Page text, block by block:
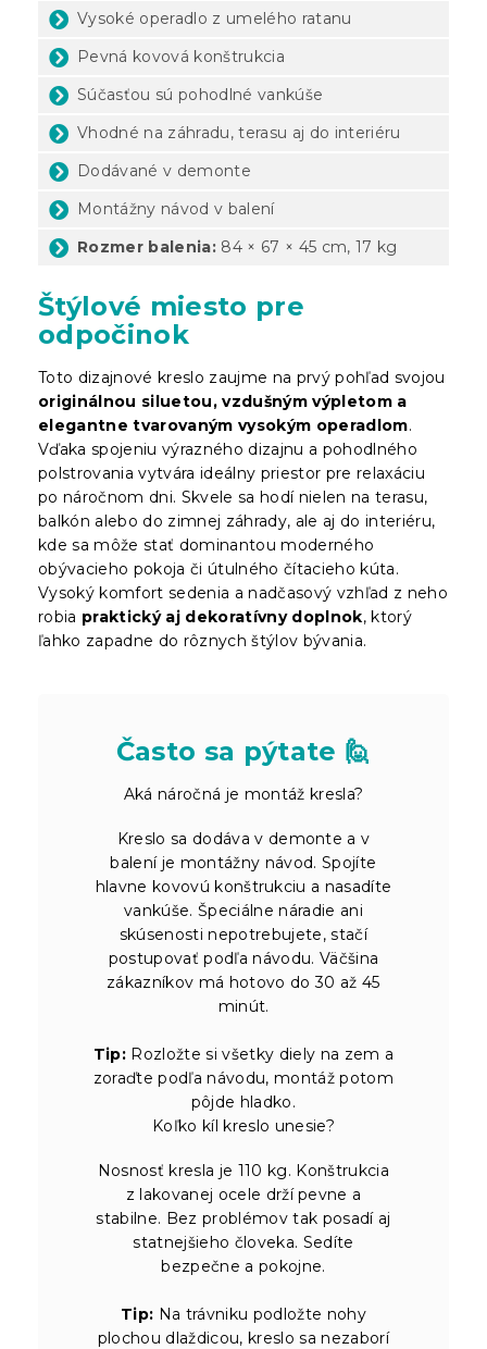
Vysoké operadlo z umelého ratanu
Pevná kovová konštrukcia
Súčasťou sú pohodlné vankúše
Vhodné na záhradu, terasu aj do interiéru
Dodávané v demonte
Montážny návod v balení
Rozmer balenia: 84 × 67 × 45 cm, 17 kg
Štýlové miesto pre
odpočinok
Toto dizajnové kreslo zaujme na prvý pohľad svojou
originálnou siluetou, vzdušným výpletom a
elegantne tvarovaným vysokým operadlom.
Vďaka spojeniu výrazného dizajnu a pohodlného
polstrovania vytvára ideálny priestor pre relaxáciu
po náročnom dni. Skvele sa hodí nielen na terasu,
balkón alebo do zimnej záhrady, ale aj do interiéru,
kde sa môže stať dominantou moderného
obývacieho pokoja či útulného čítacieho kúta.
Vysoký komfort sedenia a nadčasový vzhľad z neho
robia praktický aj dekoratívny doplnok, ktorý
ľahko zapadne do rôznych štýlov bývania.
Často sa pýtate 🙋
Aká náročná je montáž kresla?
Kreslo sa dodáva v demonte a v
balení je montážny návod. Spojíte
hlavne kovovú konštrukciu a nasadíte
vankúše. Špeciálne náradie ani
skúsenosti nepotrebujete, stačí
postupovať podľa návodu. Väčšina
zákazníkov má hotovo do 30 až 45
minút.
Tip: Rozložte si všetky diely na zem a
zoraďte podľa návodu, montáž potom
pôjde hladko.
Koľko kíl kreslo unesie?
Nosnosť kresla je 110 kg. Konštrukcia
z lakovanej ocele drží pevne a
stabilne. Bez problémov tak posadí aj
statnejšieho človeka. Sedíte
bezpečne a pokojne.
Tip: Na trávniku podložte nohy
plochou dlaždicou, kreslo sa nezaborí